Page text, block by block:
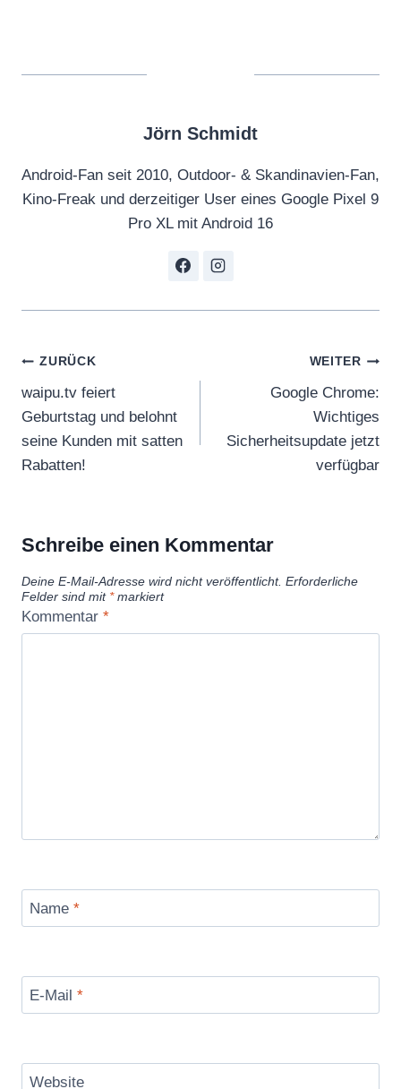
Jörn Schmidt
Android-Fan seit 2010, Outdoor- & Skandinavien-Fan,
Kino-Freak und derzeitiger User eines Google Pixel 9
Pro XL mit Android 16
Beitragsnavigation
ZURÜCK
waipu.tv feiert
Geburtstag und belohnt
seine Kunden mit satten
Rabatten!
WEITER
Google Chrome:
Wichtiges
Sicherheitsupdate jetzt
verfügbar
Schreibe einen Kommentar
Deine E-Mail-Adresse wird nicht veröffentlicht. Erforderliche
Felder sind mit *markiert
Kommentar *
Name *
E-Mail *
Website